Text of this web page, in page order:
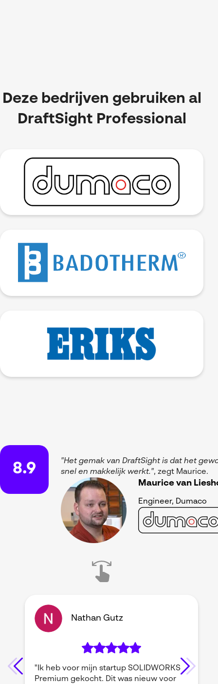
Deze bedrijven gebruiken al
DraftSight Professional
8.9
"Het gemak van DraftSight is dat het
snel en makkelijk werkt.", zegt Maurice.
Maurice van
Engineer, Dumaco
Nathan Gutz
"Ik heb voor mijn startup SOLIDWORKS
Premium gekocht. Dit was nieuw voor